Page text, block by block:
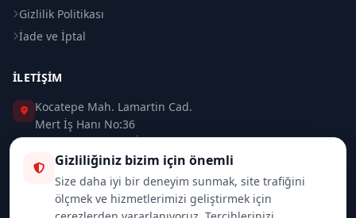
Gizlilik Politikası
İade ve İptal
İLETIŞIM
Kocatepe Mah. Lamartin Cad.
Mert İş Hanı No:36
Taksim / Beyoğlu / İSTANBUL
0 (212) 235 37 83
0 (532) 418 08 46
Gizliliğiniz bizim için önemli
Size daha iyi bir deneyim sunmak, site trafiğini
ölçmek ve hizmetlerimizi geliştirmek için